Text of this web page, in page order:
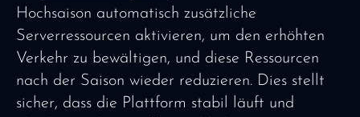
Hochsaison automatisch zusätzliche
Serverressourcen aktivieren, um den erhöhten
Verkehr zu bewältigen, und diese Ressourcen
nach der Saison wieder reduzieren. Dies stellt
sicher, dass die Plattform stabil läuft und